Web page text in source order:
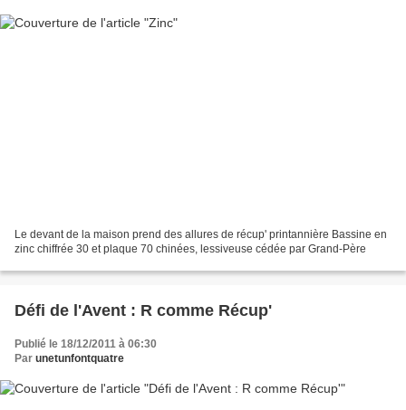
Le devant de la maison prend des allures de récup' printannière Bassine en
zinc chiffrée 30 et plaque 70 chinées, lessiveuse cédée par Grand-Père
Défi de l'Avent : R comme Récup'
Publié le 18/12/2011 à 06:30
Par unetunfontquatre